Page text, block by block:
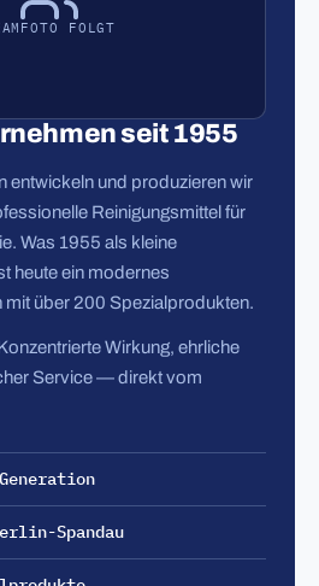
FOLGT
seit 1955
entwickeln und produzieren wir
Reinigungsmittel für
Was 1955 als kleine
heute ein modernes
mit über 200 Spezialprodukten.
Wirkung, ehrliche
Service — direkt vom
Spandau